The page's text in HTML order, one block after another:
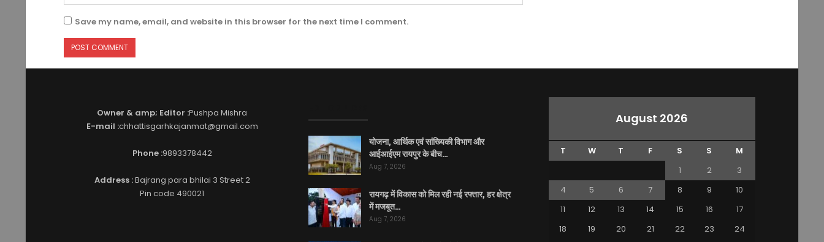
Save my name, email, and website in this browser for the next time I comment.
Owner & amp; Editor :Pushpa Mishra
E-mail :chhattisgarhkajanmat@gmail.com
Phone :9893378442
Address :Bajrang para bhilai 3 Street 2
Pin code 490021
योजना, आर्थिक एवं सांख्यिकी विभाग और
आईआईएम रायपुर के बीच…
Aug 7, 2026
रायगढ़ में विकास को मिल रही नई रफ्तार, हर क्षेत्र
में मजबूत…
Aug 7, 2026
August 2026
T W T F S S
M
1
2
3
4
5 6 7 8 9
10
11
12 13 14 15 16
17
18
19 20 21 22 23 24